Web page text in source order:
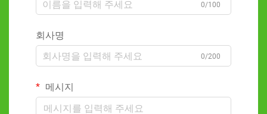
0/100
회사명
0/200
메시지